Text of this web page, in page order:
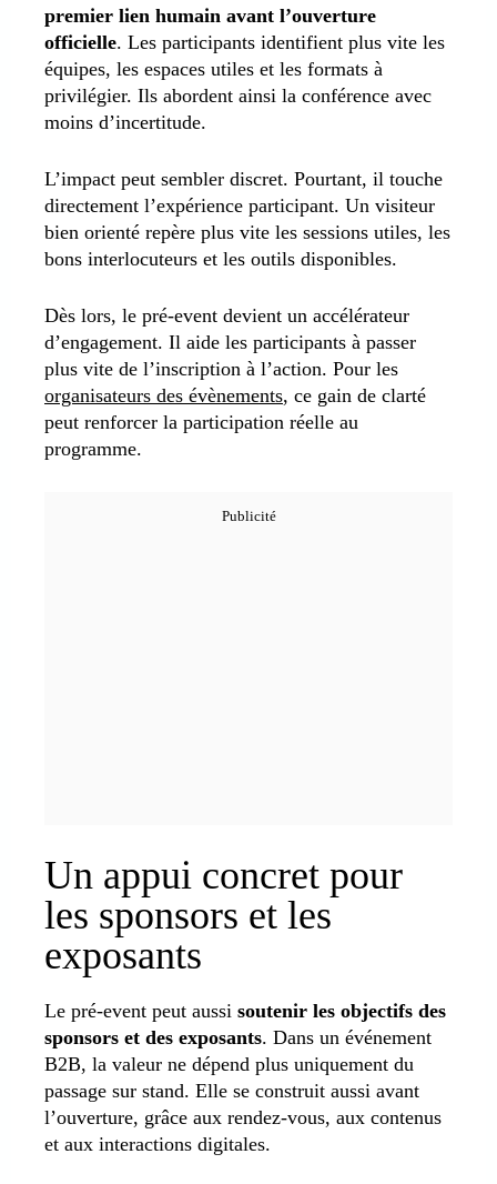
premier lien humain avant l’ouverture
officielle. Les participants identifient plus vite les
équipes, les espaces utiles et les formats à
privilégier. Ils abordent ainsi la conférence avec
moins d’incertitude.
L’impact peut sembler discret. Pourtant, il touche
directement l’expérience participant. Un visiteur
bien orienté repère plus vite les sessions utiles, les
bons interlocuteurs et les outils disponibles.
Dès lors, le pré-event devient un accélérateur
d’engagement. Il aide les participants à passer
plus vite de l’inscription à l’action. Pour les
organisateurs des évènements, ce gain de clarté
peut renforcer la participation réelle au
programme.
Un appui concret pour
les sponsors et les
exposants
Le pré-event peut aussi soutenir les objectifs des
sponsors et des exposants. Dans un événement
B2B, la valeur ne dépend plus uniquement du
passage sur stand. Elle se construit aussi avant
l’ouverture, grâce aux rendez-vous, aux contenus
et aux interactions digitales.